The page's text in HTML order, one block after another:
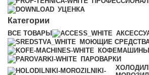
УЦЕНКА
Категории
ВСЕ ТОВАРЫ
МОЮЩИЕ
КОФЕМАШИНЫ
ПАРОВАРКИ